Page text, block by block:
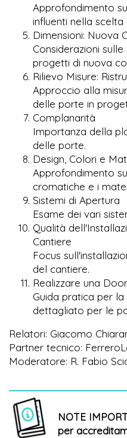
Approfondimento
influenti nella
Dimensioni: Nuova
Considerazioni
progetti di nuova
Rilievo Misure:
Approccio alla
delle porte in
Complanarità
Importanza della
delle porte.
Design, Colori e
Approfondimento
cromatiche e i
Sistemi di Apertura
Esame dei vari
Qualità
Cantiere
Focus
del cantiere.
Realizzare una
Guida pratica per
dettagliato per le
Relatori: Giacomo
Partner tecnico:
Moderatore: R. Fabio
NOTE
per